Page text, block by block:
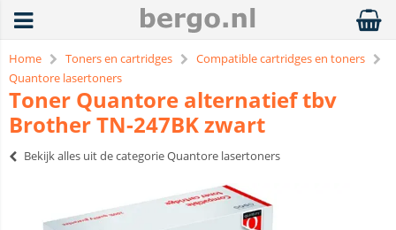
Home Toners en cartridges
Compatible cartridges en toners
Quantore lasertoners
Toner Quantore alternatief tbv
Brother TN-247BK zwart
Bekijk alles uit de categorie Quantore lasertoners